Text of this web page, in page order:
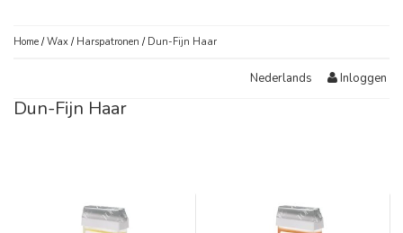
Home /Wax / Harspatronen / Dun-Fijn Haar
Nederlands Inloggen
Dun-Fijn Haar